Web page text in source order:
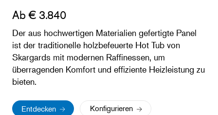
Ab € 3.840
Der aus hochwertigen Materialien gefertigte Panel
ist der traditionelle holzbefeuerte Hot Tub von
Skargards mit modernen Raffinessen, um
überragenden Komfort und effiziente Heizleistung zu
bieten.
Entdecken Konfigurieren